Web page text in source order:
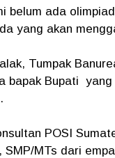
belum ada
yang akan
Tumpak
bapak Bupati
POSI
SMP/MTs dari